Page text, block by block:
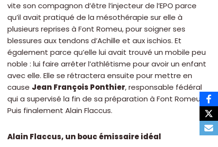
vite son compagnon d’être l’injecteur de l’EPO parce
qu’il avait pratiqué de la mésothérapie sur elle à
plusieurs reprises à Font Romeu, pour soigner ses
blessures aux tendons d’Achille et aux ischios. Et
également parce qu’elle lui avait trouvé un mobile peu
noble : lui faire arrêter l’athlétisme pour avoir un enfant
avec elle. Elle se rétractera ensuite pour mettre en
cause Jean François Ponthier, responsable fédéral
qui a supervisé la fin de sa préparation à Font Romeu.
Puis finalement Alain Flaccus.
Alain Flaccus, un bouc émissaire idéal